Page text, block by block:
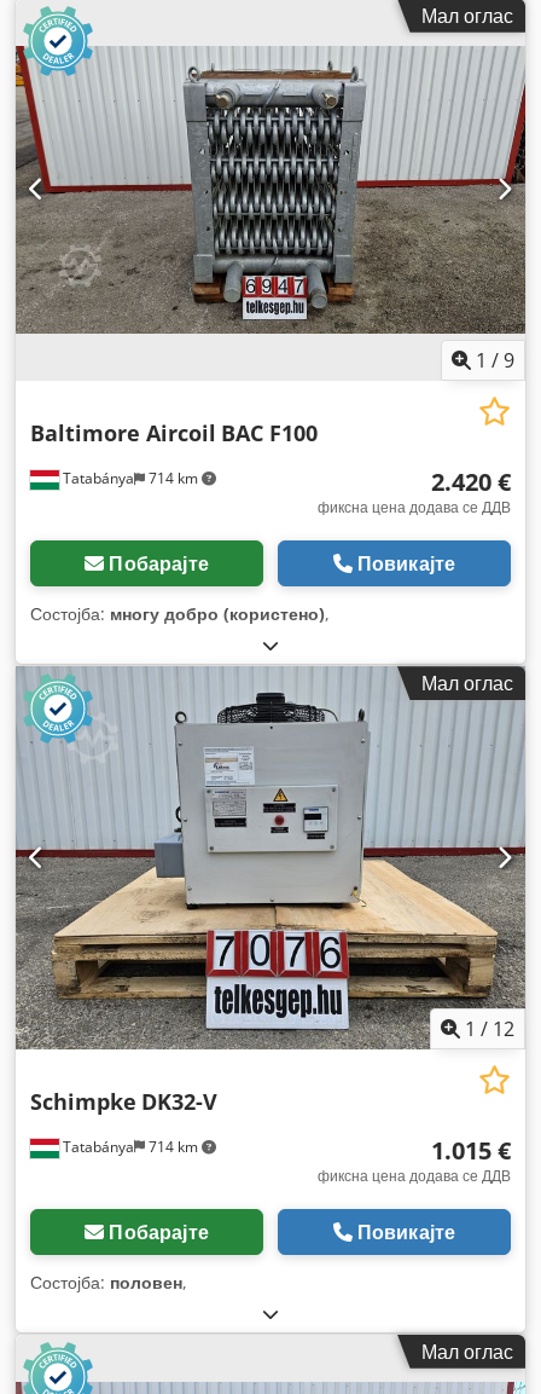
Мал оглас
1 /9
Tatabánya 714 km
Baltimore Aircoil BAC F100
2.420 €
фиксна цена додава се ДДВ
Побарајте Повикајте
Состојба: многу добро (користено),
Мал оглас
1 / 12
Tatabánya 714 km
Schimpke DK32-V
1.015 €
фиксна цена додава се ДДВ
Побарајте Повикајте
Состојба: половен,
Мал оглас